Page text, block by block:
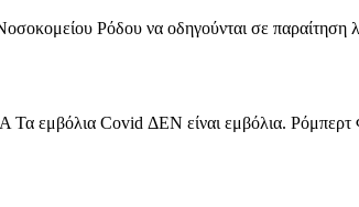
Ρόδου να οδηγούνται σε παραίτηση
Τα εμβόλια Covid ΔΕΝ είναι εμβόλια.